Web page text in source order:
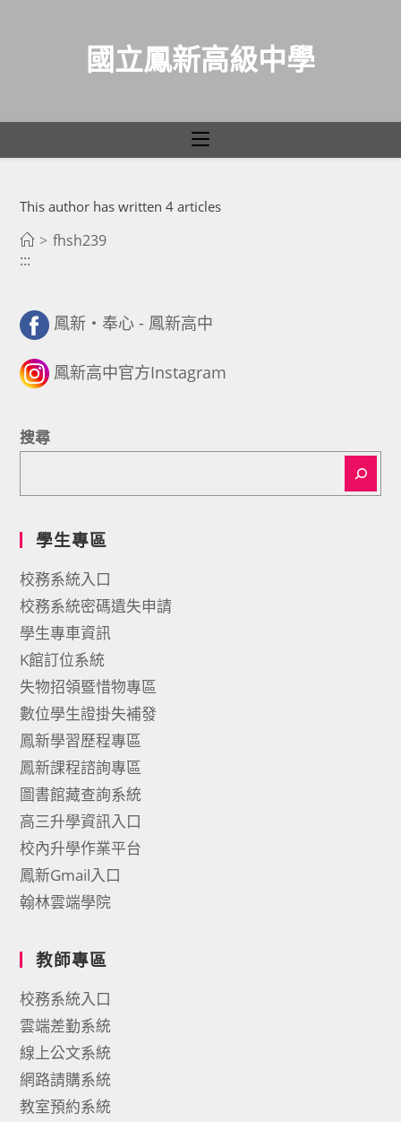
國立鳳新高級中學
This author has written 4 articles
> fhsh239
:::
鳳新・奉心 - 鳳新高中
鳳新高中官方Instagram
搜尋
學生專區
校務系統入口
校務系統密碼遺失申請
學生專車資訊
K館訂位系統
失物招領暨惜物專區
數位學生證掛失補發
鳳新學習歷程專區
鳳新課程諮詢專區
圖書館藏查詢系統
高三升學資訊入口
校內升學作業平台
鳳新Gmail入口
翰林雲端學院
教師專區
校務系統入口
雲端差勤系統
線上公文系統
網路請購系統
教室預約系統